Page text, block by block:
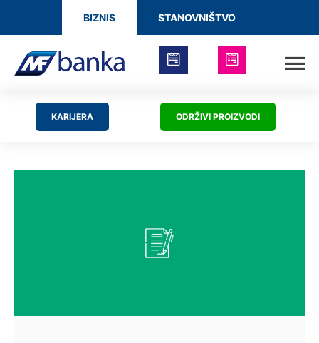
BIZNIS STANOVNIŠTVO
KARIJERA ODRŽIVI PROIZVODI